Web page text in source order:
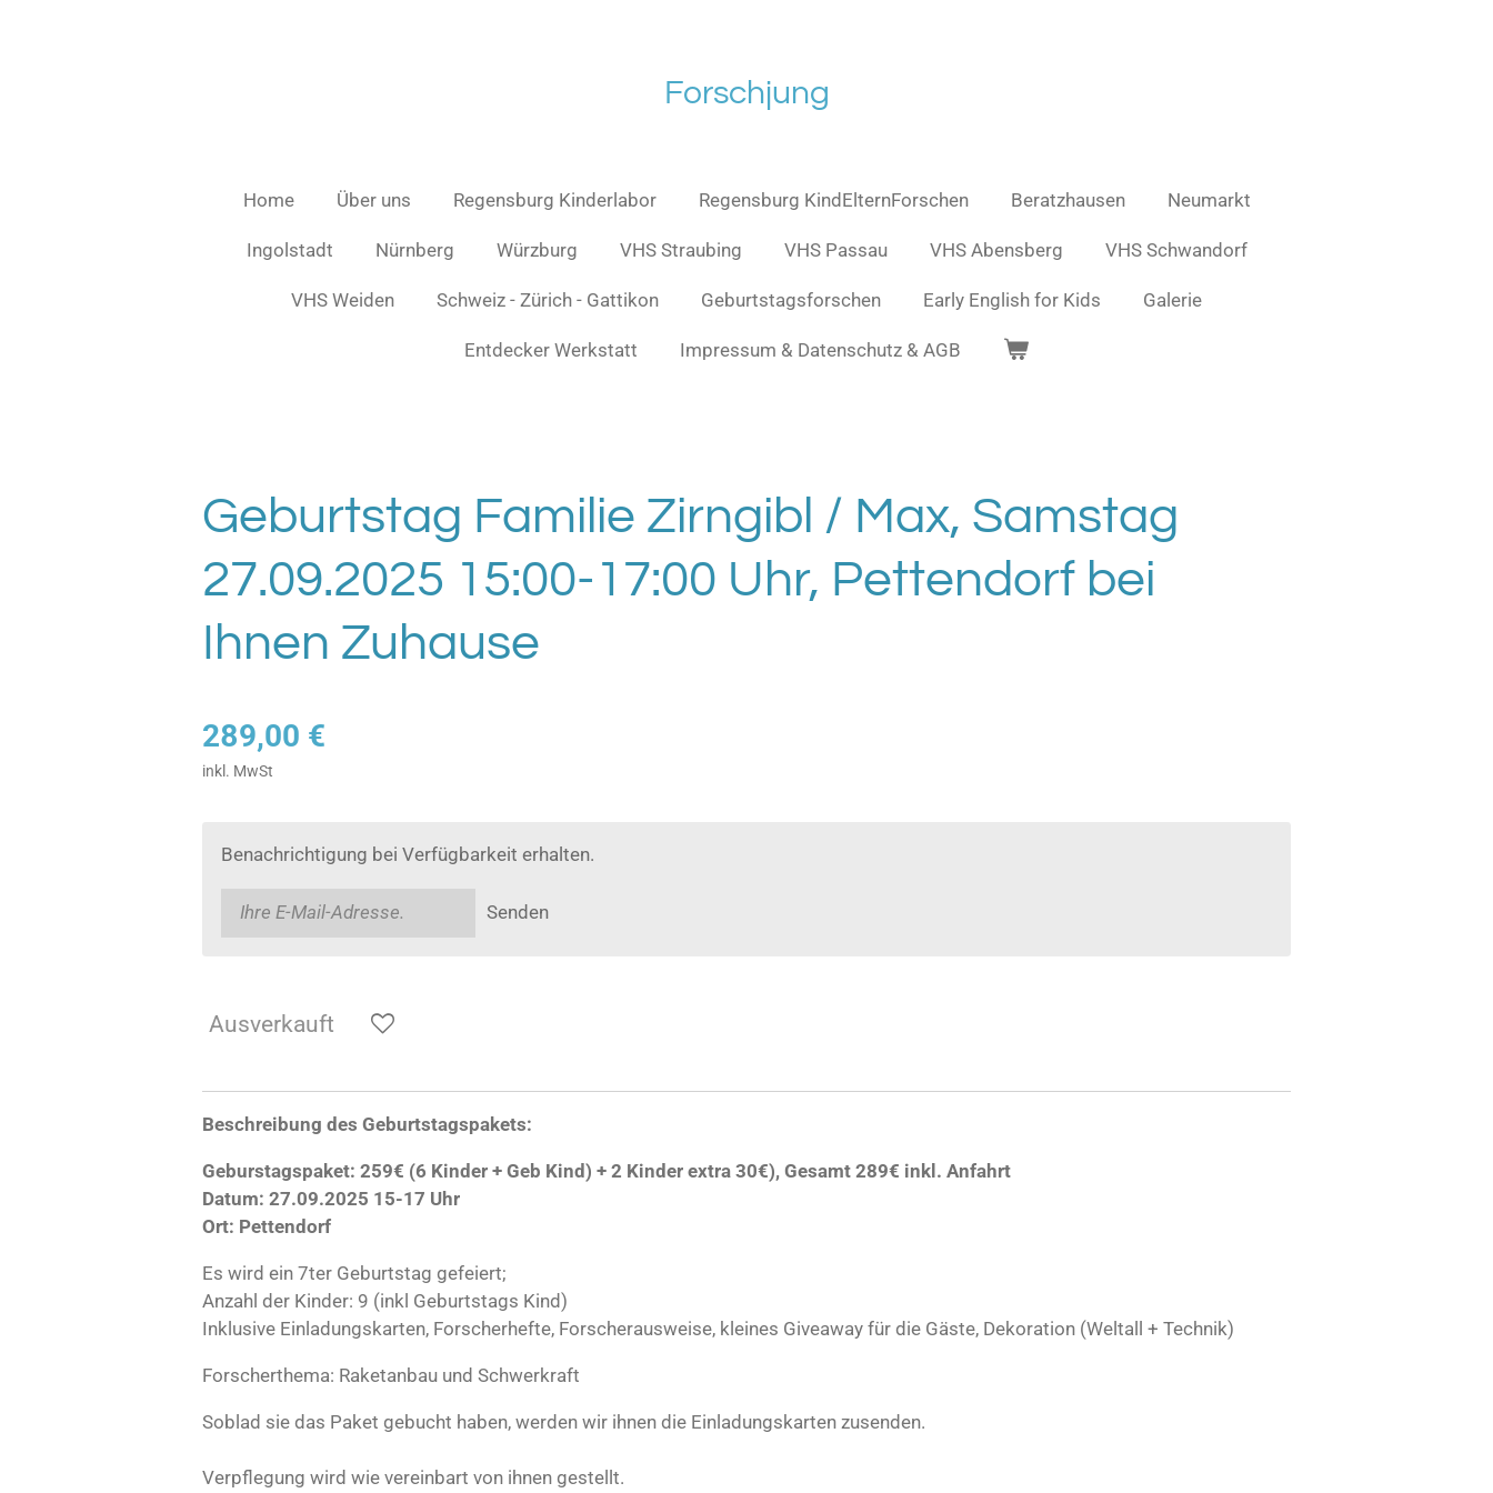
Forschjung
Home Über uns Regensburg Kinderlabor Regensburg KindElternForschen Beratzhausen Neumarkt
Ingolstadt Nürnberg Würzburg VHS Straubing VHS Passau VHS Abensberg VHS Schwandorf
VHS Weiden Schweiz - Zürich - Gattikon Geburtstagsforschen Early English for Kids Galerie
Entdecker Werkstatt Impressum & Datenschutz & AGB
Geburtstag Familie Zirngibl / Max, Samstag
27.09.2025 15:00-17:00 Uhr, Pettendorf bei
Ihnen Zuhause
289,00 €
inkl. MwSt
Benachrichtigung bei Verfügbarkeit erhalten.
Senden
Ausverkauft
Beschreibung des Geburtstagspakets:
Geburstagspaket: 259€ (6 Kinder + Geb Kind) + 2 Kinder extra 30€), Gesamt 289€ inkl. Anfahrt
Datum: 27.09.2025 15-17 Uhr
Ort: Pettendorf
Es wird ein 7ter Geburtstag gefeiert;
Anzahl der Kinder: 9 (inkl Geburtstags Kind)
Inklusive Einladungskarten, Forscherhefte, Forscherausweise, kleines Giveaway für die Gäste, Dekoration (Weltall + Technik)
Forscherthema: Raketanbau und Schwerkraft
Soblad sie das Paket gebucht haben, werden wir ihnen die Einladungskarten zusenden.
Verpflegung wird wie vereinbart von ihnen gestellt.